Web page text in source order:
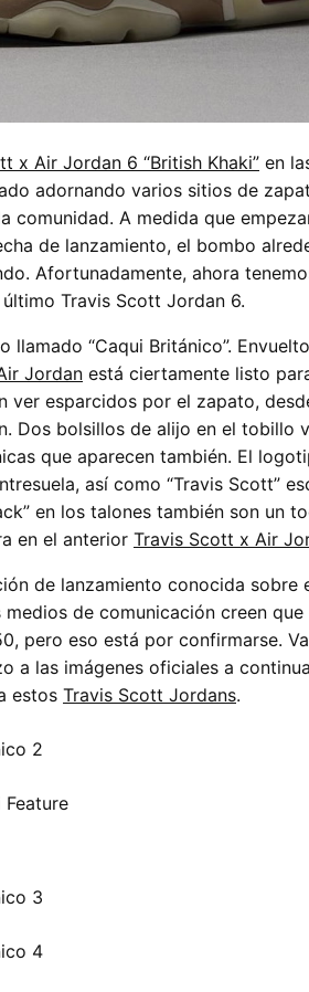
x Air Jordan 6 “British Khaki” en
adornando varios sitios de
comunidad. A medida que
de lanzamiento, el bombo
Afortunadamente, ahora
Travis Scott Jordan 6.
“Caqui Británico”.
Jordan está ciertamente listo
ver esparcidos por el zapato,
Dos bolsillos de alijo en el tobillo
que aparecen también. El
así como “Travis Scott”
en los talones también son un
en el anterior Travis Scott x Air
de lanzamiento conocida sobre
medios de comunicación creen
pero eso está por confirmarse.
a las imágenes oficiales a
estos Travis Scott Jordans.